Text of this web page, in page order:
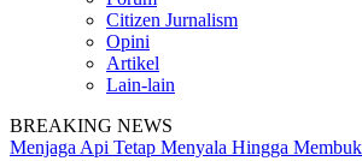
Citizen Jurnalism
Opini
Artikel
Lain-lain
BREAKING NEWS
Menjaga Api Tetap Menyala Hingga